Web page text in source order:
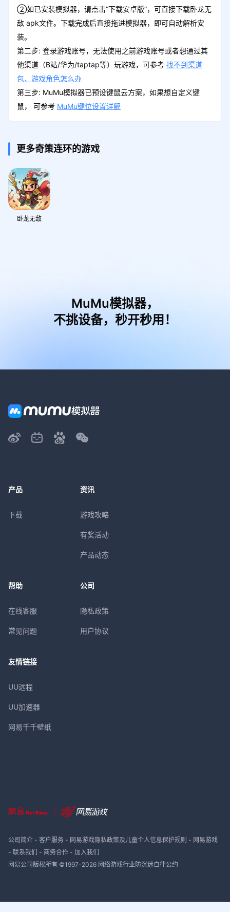
②如已安装模拟器，请点击“下载安卓版”，可直接下载卧龙无
敌 apk文件。下载完成后直接拖进模拟器，即可自动解析安
装。
第二步: 登录游戏账号，无法使用之前游戏账号或者想通过其
他渠道（B站/华为/taptap等）玩游戏，可参考 找不到渠道
包、游戏角色怎么办
第三步: MuMu模拟器已预设键鼠云方案，如果想自定义键
鼠， 可参考 MuMu键位设置详解
更多奇策连环的游戏
卧龙无敌
MuMu模拟器，
不挑设备，秒开秒用！
产品
下载
资讯
游戏攻略
有奖活动
产品动态
帮助
在线客服
常见问题
公司
隐私政策
用户协议
友情链接
UU远程
UU加速器
网易千千壁纸
公司简介- 客户服务- 网易游戏隐私政策及儿童个人信息保护规则 - 网易游戏
- 联系我们 - 商务合作- 加入我们
网易公司版权所有 ©1997-2026 网络游戏行业防沉迷自律公约